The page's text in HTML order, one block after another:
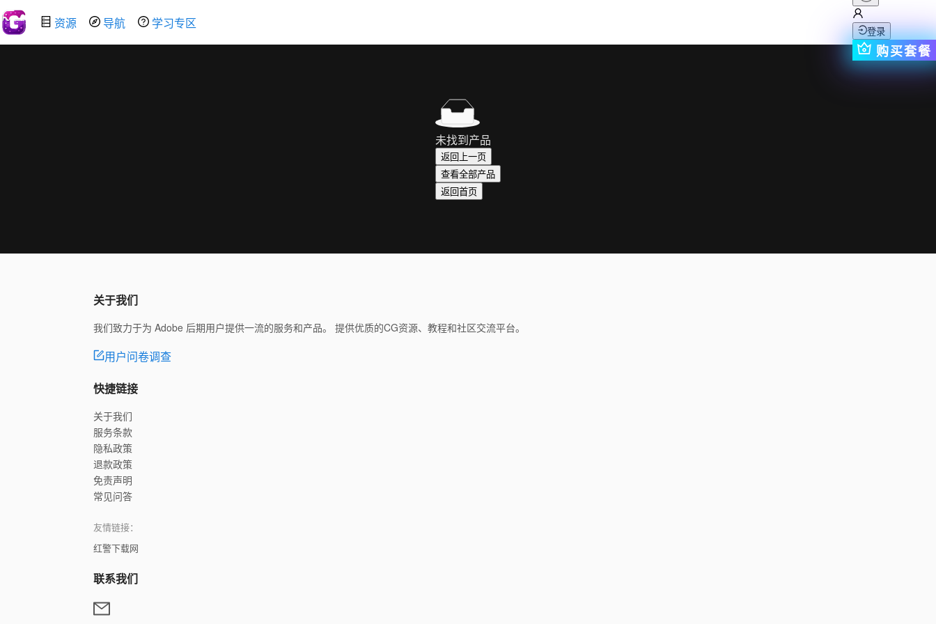
资源 导航 学习专区
登录
购买套餐
未找到产品
返回上一页
查看全部产品
返回首页
关于我们
我们致力于为 Adobe 后期用户提供一流的服务和产品。 提供优质的CG资源、教程和社区交流平台。
用户问卷调查
快捷链接
关于我们
服务条款
隐私政策
退款政策
免责声明
常见问答
友情链接：
红警下载网
联系我们